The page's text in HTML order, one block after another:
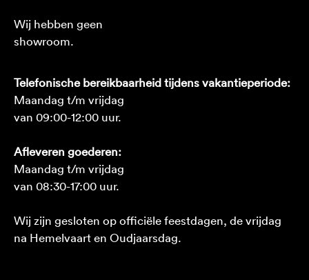
Wij hebben geen
showroom.
Telefonische bereikbaarheid tijdens vakantieperiode:
Maandag t/m vrijdag
van 09:00-12:00 uur.
Afleveren goederen:
Maandag t/m vrijdag
van 08:30-17:00 uur.
Wij zijn gesloten op officiële feestdagen, de vrijdag
na Hemelvaart en Oudjaarsdag.